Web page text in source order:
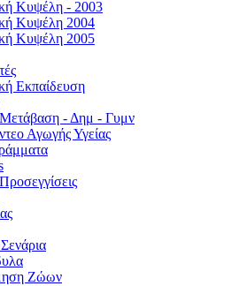
Κυψέλη - 2003
Κυψέλη 2004
Κυψέλη 2005
Εκπαίδευση
- Δημ - Γυμν
Αγωγής Υγείας
Ζώων